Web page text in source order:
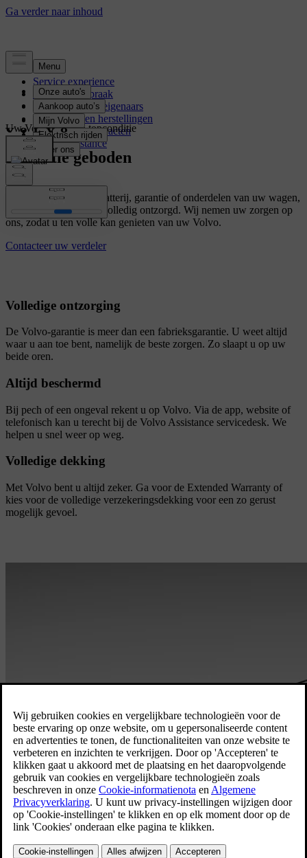
Service experience
Boek een afspraak
Voordelen voor eigenaars
Onderhoud en herstellingen
Onderhoudscontracten
Volvo Assistance
Uw Volvo altijd in topconditie
Garantie geboden
Of het nu gaat om de batterij, garantie of onderdelen van uw wagen,
bij ons wordt u steeds volledig ontzorgd. Wij nemen uw zorgen op
ons, zodat u ten volle kan genieten van uw Volvo.
Contacteer uw verdeler
Volledige ontzorging
De Volvo-garantie is meer dan een fabrieksgarantie. U weet altijd
waar u aan toe bent, namelijk de beste zorgen. Zo slaapt u op uw
beide oren.
Altijd beschermd
Bij pech of een ongeval rekent u op Volvo. Via de app, website of
telefonisch kan u terecht bij de Volvo Assistance servicedesk. We
helpen u snel weer op weg.
Volledige dekking
Met Volvo bent u altijd zeker. Ga voor de Extended Warranty of
kies voor de volledige verzekeringsdekking voor een zo gerust
mogelijk gevoel.